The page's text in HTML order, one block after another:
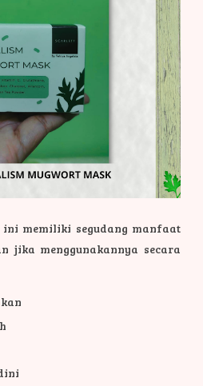
memiliki segudang manfaat
jika menggunakannya secara